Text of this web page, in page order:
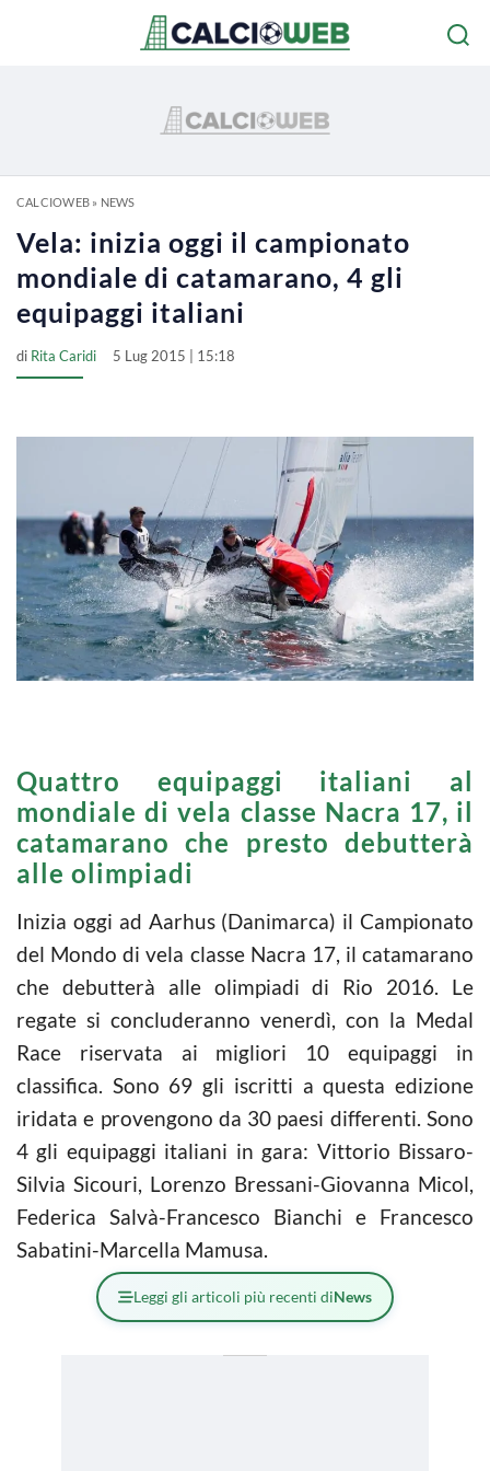
CALCIOWEB» NEWS
Vela: inizia oggi il campionato
mondiale di catamarano, 4 gli
equipaggi italiani
di Rita Caridi 5 Lug 2015 | 15:18
Quattro equipaggi italiani al
mondiale di vela classe Nacra 17, il
catamarano che presto debutterà
alle olimpiadi
Inizia oggi ad Aarhus (Danimarca) il Campionato
del Mondo di vela classe Nacra 17, il catamarano
che debutterà alle olimpiadi di Rio 2016. Le
regate si concluderanno venerdì, con la Medal
Race riservata ai migliori 10 equipaggi in
classifica. Sono 69 gli iscritti a questa edizione
iridata e provengono da 30 paesi differenti. Sono
4 gli equipaggi italiani in gara: Vittorio Bissaro-
Silvia Sicouri, Lorenzo Bressani-Giovanna Micol,
Federica Salvà-Francesco Bianchi e Francesco
Sabatini-Marcella Mamusa.
Leggi gli articoli più recenti diNews